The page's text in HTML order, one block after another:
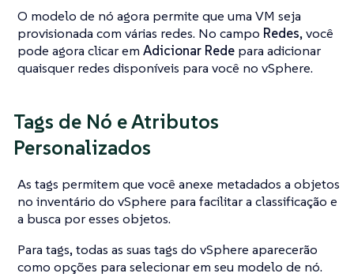
O modelo de nó agora permite que uma VM seja
provisionada com várias redes. No campo Redes, você
pode agora clicar em Adicionar Rede para adicionar
quaisquer redes disponíveis para você no vSphere.
Tags de Nó e Atributos
Personalizados
As tags permitem que você anexe metadados a objetos
no inventário do vSphere para facilitar a classificação e
a busca por esses objetos.
Para tags, todas as suas tags do vSphere aparecerão
como opções para selecionar em seu modelo de nó.